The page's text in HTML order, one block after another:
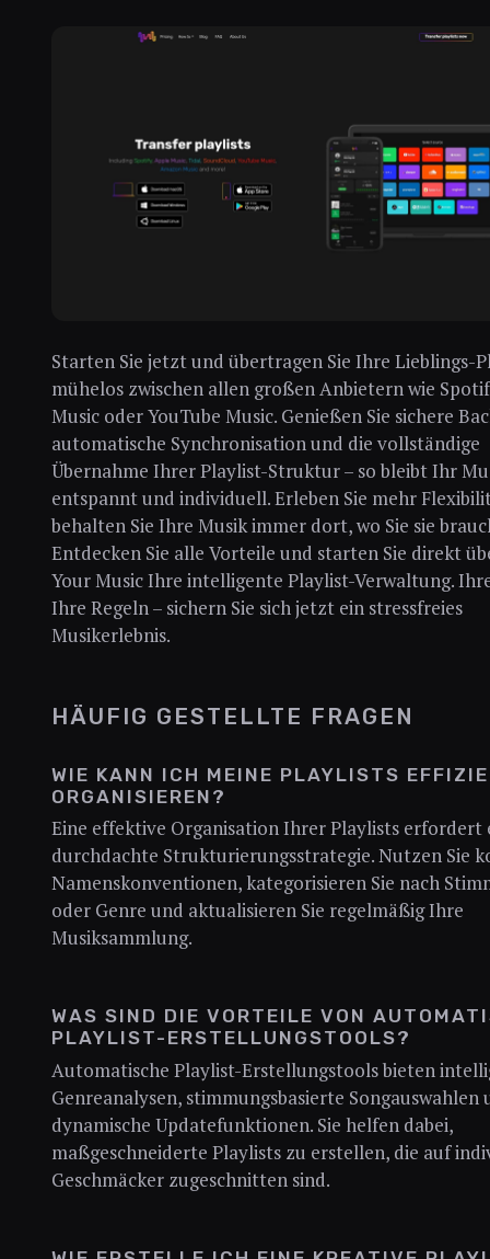
Starten Sie jetzt und übertragen Sie Ihre Lieblings-
mühelos zwischen allen großen Anbietern wie
Music oder YouTube Music. Genießen Sie sichere
automatische Synchronisation und die vollständige
Übernahme Ihrer Playlist-Struktur – so bleibt Ihr
entspannt und individuell. Erleben Sie mehr
behalten Sie Ihre Musik immer dort, wo Sie sie
Entdecken Sie alle Vorteile und starten Sie direkt
Your Music Ihre intelligente Playlist-Verwaltung.
Ihre Regeln – sichern Sie sich jetzt ein stressfreies
Musikerlebnis.
HÄUFIG GESTELLTE FRAGEN
WIE KANN ICH MEINE PLAYLISTS
ORGANISIEREN?
Eine effektive Organisation Ihrer Playlists erfordert
durchdachte Strukturierungsstrategie. Nutzen Sie
Namenskonventionen, kategorisieren Sie nach
oder Genre und aktualisieren Sie regelmäßig Ihre
Musiksammlung.
WAS SIND DIE VORTEILE VON
PLAYLIST-ERSTELLUNGSTOOLS?
Automatische Playlist-Erstellungstools bieten
Genreanalysen, stimmungsbasierte Songauswahlen
dynamische Updatefunktionen. Sie helfen dabei,
maßgeschneiderte Playlists zu erstellen, die auf
Geschmäcker zugeschnitten sind.